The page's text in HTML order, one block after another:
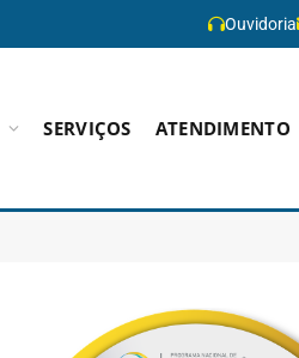
Ouvidoria
SERVIÇOS ATENDIMENTO